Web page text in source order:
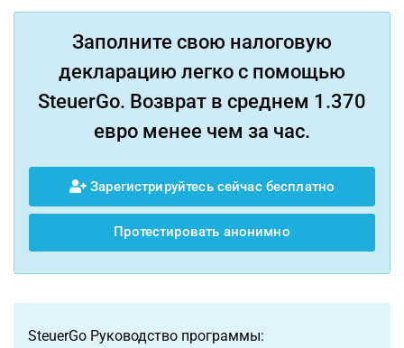
Заполните свою налоговую
декларацию легко с помощью
SteuerGo. Возврат в среднем 1.370
евро менее чем за час.
Зарегистрируйтесь сейчас бесплатно
Протестировать анонимно
SteuerGo Руководство программы: